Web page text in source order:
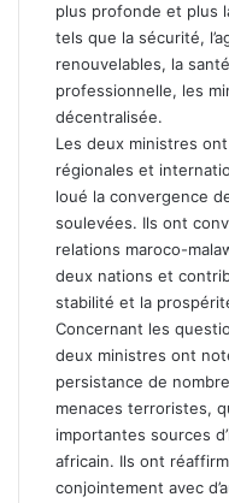
plus profonde et plus
tels que la sécurité,
renouvelables, la
professionnelle, les
décentralisée.
Les deux ministres
régionales et
loué la convergence
soulevées. Ils ont
relations maroco-
deux nations et
stabilité et la
Concernant les
deux ministres ont
persistance de
menaces terroristes,
importantes sources
africain. Ils ont
conjointement avec